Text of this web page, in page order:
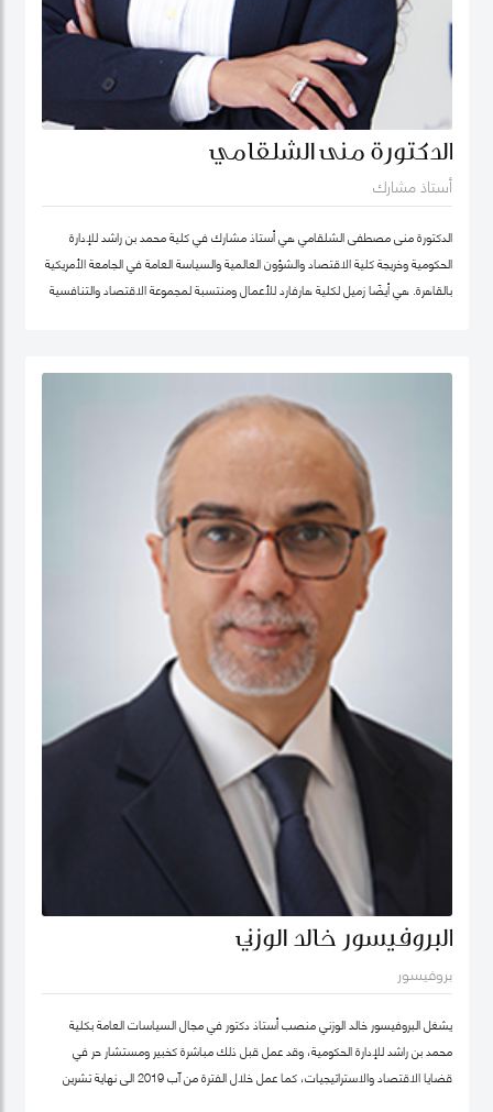
الدكتورة منى الشلقامي
أستاذ مشارك
الدكتورة منى مصطفى الشلقامي هي أستاذ مشارك في كلية محمد بن راشد للإدارة
الحكومية وخريجة كلية الاقتصاد والشؤون العالمية والسياسة العامة في الجامعة الأمريكية
بالقاهرة. هي أيضًا زميل لكلية هارفارد للأعمال ومنتسبة لمجموعة الاقتصاد والتنافسية
وصناديق الثروة السيادية. نشرت أعمالها البحثية في دوريات علمية دولية في مجال الإدارة
والعلوم التطبيقية، مجلة الأعمال والاقتصاد؛ وجامعة كامبريدج. الدكتورة منى حاليًا عضو
في شبكة الخبراء الإقليمية التابعة لمنظمة الأغذية والزراعة ورئيستها ايضا. حصلت على
درجة الدكتوراه. من كلية الاقتصاد والعلوم السياسية بجامعة القاهرة، وشهادتي الماجستير
والبكالوريوس في الاقتصاد من الجامعة الأمريكية بالقاهرة.
البروفيسور خالد الوزني
بروفيسور
يشغل البروفيسور خالد الوزني منصب أستاذ دكتور في مجال السياسات العامة بكلية
محمد بن راشد للإدارة الحكومية، وقد عمل قبل ذلك مباشرة كخبير ومستشار حر في
قضايا الاقتصاد والاستراتيجيات، كما عمل خلال الفترة من آب 2019 الى نهاية تشرين